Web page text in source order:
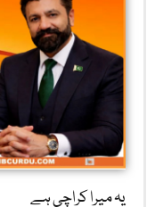
یہ میرا کراچی ہے